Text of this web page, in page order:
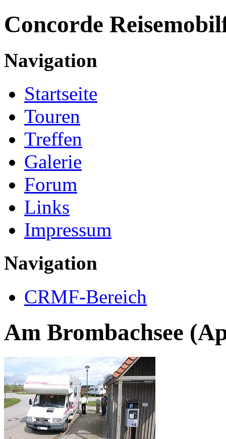
Concorde
Navigation
Startseite
Touren
Treffen
Galerie
Forum
Links
Impressum
Navigation
CRMF-Bereich
Am Brombachsee